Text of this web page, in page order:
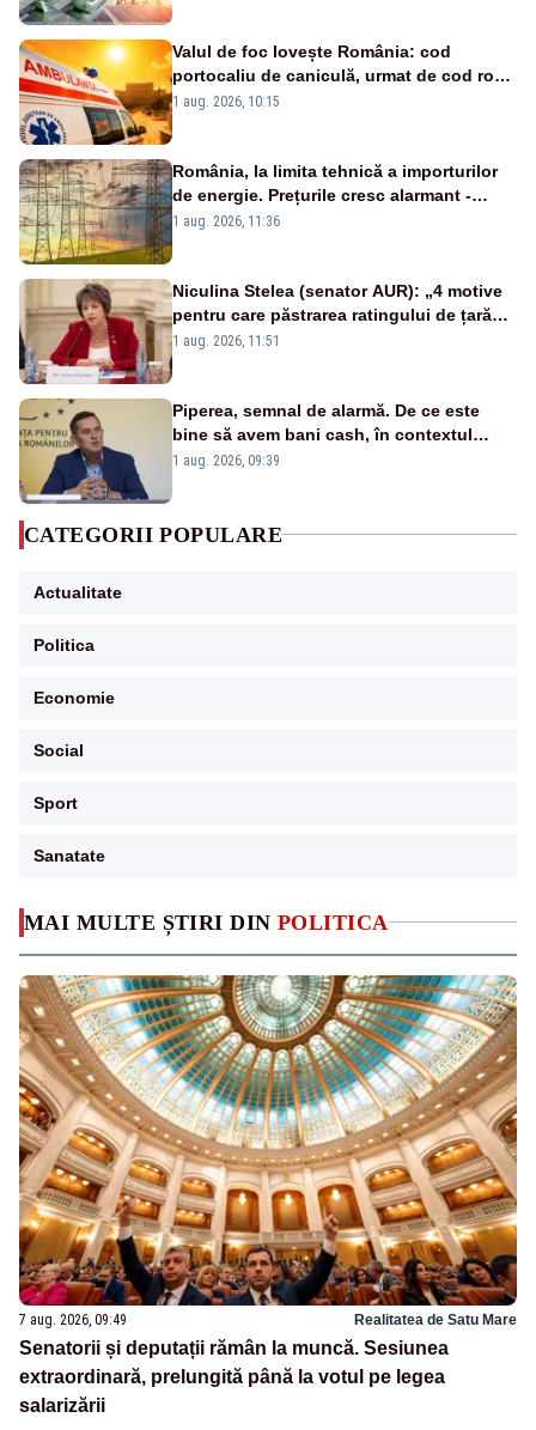
MAI MULTE ȘTIRI DIN POLITICA
7 aug. 2026, 09:49 Realitatea de Satu Mare
Senatorii și deputații rămân la muncă. Sesiunea
extraordinară, prelungită până la votul pe legea
salarizării
Valul de foc lovește România: cod
portocaliu de caniculă, urmat de cod roșu
duminică. Temperaturile urcă spre 40°C
1 aug. 2026, 10:15
România, la limita tehnică a importurilor
de energie. Prețurile cresc alarmant -
Analiză Realitatea Plus
1 aug. 2026, 11:36
Niculina Stelea (senator AUR): „4 motive
pentru care păstrarea ratingului de țară
nu este o reușită pentru Guvernul
1 aug. 2026, 11:51
Piperea, semnal de alarmă. De ce este
bine să avem bani cash, în contextul
alertei energetice?
1 aug. 2026, 09:39
CATEGORII POPULARE
Actualitate
Politica
Economie
Social
Sport
Sanatate